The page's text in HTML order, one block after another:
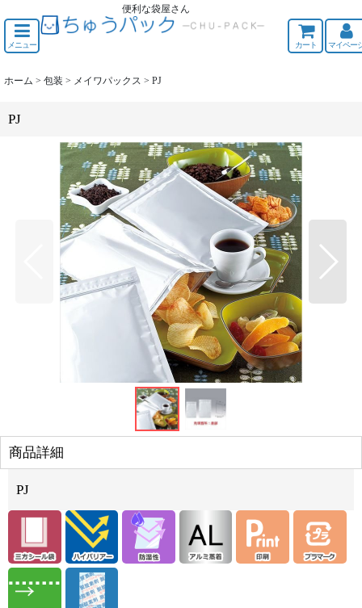
便利な袋屋さん
メニュー カート マイペー
ホーム > 包装 > メイワパックス > PJ
PJ
商品詳細
PJ